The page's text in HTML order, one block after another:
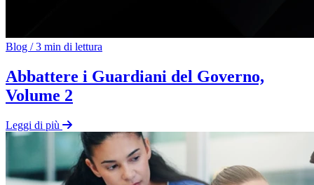
Blog /3 min di lettura
Abbattere i Guardiani del Governo,
Volume 2
Leggi di più